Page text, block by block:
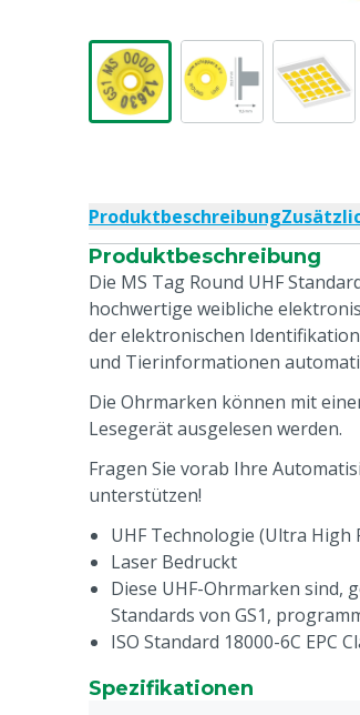
Produktbeschreibung
Produktbeschreibung
Die MS Tag Round UHF
hochwertige weibliche
der elektronischen
und Tierinformationen
Die Ohrmarken können mit
Lesegerät ausgelesen werden.
Fragen Sie vorab Ihre
unterstützen!
UHF Technologie (Ultra High
Laser Bedruckt
Diese UHF-Ohrmarken sind,
Standards von GS1,
ISO Standard 18000-6C EPC
Flexibler Lesebereich
Spezifikationen